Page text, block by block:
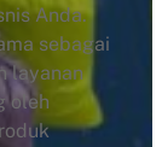
Anda.
sebagai
layanan
oleh